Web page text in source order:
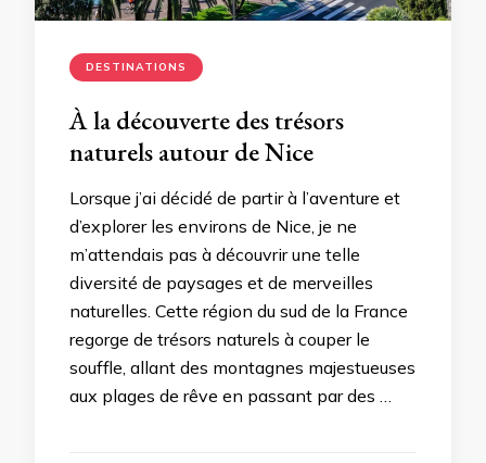
DESTINATIONS
À la découverte des trésors
naturels autour de Nice
Lorsque j’ai décidé de partir à l’aventure et
d’explorer les environs de Nice, je ne
m’attendais pas à découvrir une telle
diversité de paysages et de merveilles
naturelles. Cette région du sud de la France
regorge de trésors naturels à couper le
souffle, allant des montagnes majestueuses
aux plages de rêve en passant par des …